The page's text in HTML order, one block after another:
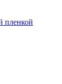
пленкой